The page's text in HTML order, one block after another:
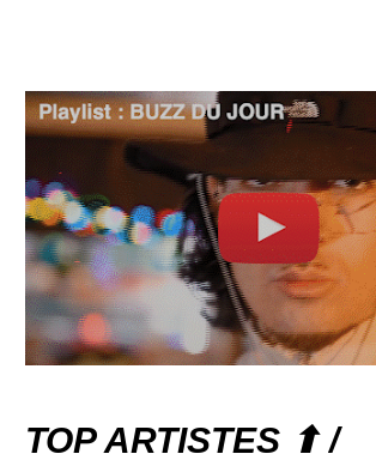
TOP ARTISTES ⬆ /